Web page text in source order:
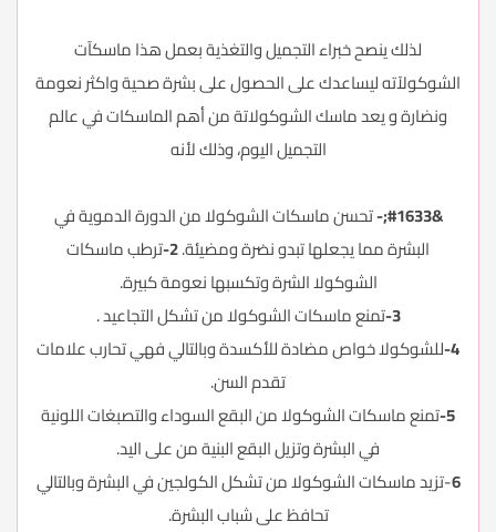
لذلك ينصح خبراء التجميل والتغذية بعمل هذا ماسكآت
الشوكولآته ليساعدك على الحصول على بشرة صحية واكثر نعومة
ونضارة و يعد ماسك الشوكولاتة من أهم الماسكات في عالم
التجميل اليوم، وذلك لأنه
&#1633;-
تحسن ماسكات الشوكولا من الدورة الدموية في
البشرة مما يجعلها تبدو نضرة ومضيئة.2- ترطب ماسكات
الشوكولا الشرة وتكسبها نعومة كبيرة.
3- تمنع ماسكات الشوكولا من تشكل التجاعيد .
4- للشوكولا خواص مضادة للأكسدة وبالتالي فهي تحارب علامات
تقدم السن.
5- تمنع ماسكات الشوكولا من البقع السوداء والتصبغات اللونية
في البشرة وتزيل البقع البنية من على اليد.
6-تزيد ماسكات الشوكولا من تشكل الكولجين في البشرة وبالتالي
تحافظ على شباب البشرة.